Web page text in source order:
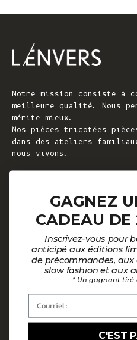
Notre mission consiste à
meilleure qualité. Nous
mérite mieux.
Nos pièces tricotées
dans des ateliers
nous vivons.
Nous contacter
Guide d'entretien
Mode de paiement par mensualités
GAGNEZ
CADEAU DE
Inscrivez-vous pour
anticipé aux éditions
de précommandes,
slow fashion et aux
* Un gagnant tiré
C'EST